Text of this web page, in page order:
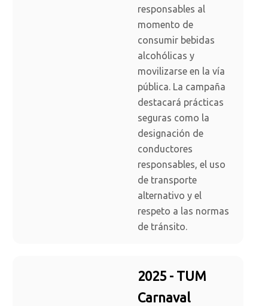
responsables al
momento de
consumir bebidas
alcohólicas y
movilizarse en la vía
pública. La campaña
destacará prácticas
seguras como la
designación de
conductores
responsables, el uso
de transporte
alternativo y el
respeto a las normas
de tránsito.
2025 - TUM
Carnaval